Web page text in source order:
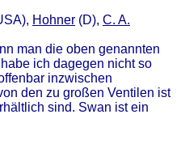
Hohner (D), C. A.
man die oben genannten
ich dagegen nicht so
inzwischen
den zu großen Ventilen ist
sind. Swan ist ein